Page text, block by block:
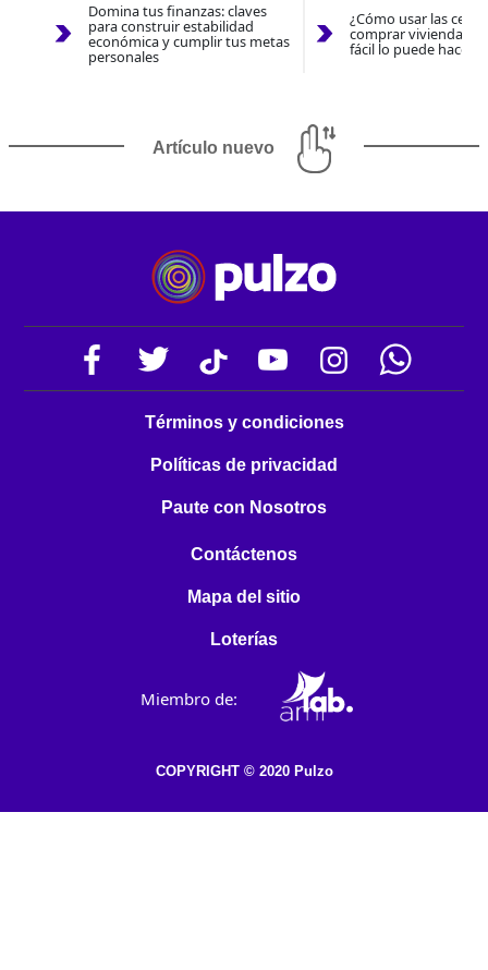
Domina tus finanzas: claves
para construir estabilidad
económica y cumplir tus metas
personales
¿Cómo usar las
comprar vivienda
fácil lo puede hacer
Artículo nuevo
Términos y condiciones
Políticas de privacidad
Paute con Nosotros
Contáctenos
Mapa del sitio
Loterías
Miembro de:
COPYRIGHT © 2020 Pulzo